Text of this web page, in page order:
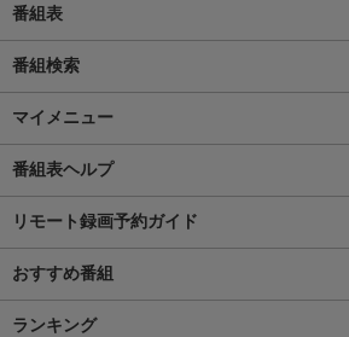
番組表
番組検索
マイメニュー
番組表ヘルプ
リモート録画予約ガイド
おすすめ番組
ランキング